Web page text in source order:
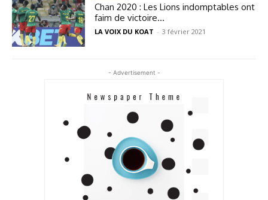
Chan 2020 : Les Lions indomptables ont
faim de victoire…
LA VOIX DU KOAT - 3 février 2021
- Advertisement -